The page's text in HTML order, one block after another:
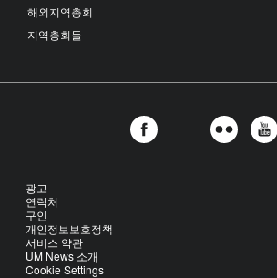
해외지역총회
지역총회들
광고
연락처
구인
개인정보보호정책
서비스 약관
UM News 소개
Cookie Settings